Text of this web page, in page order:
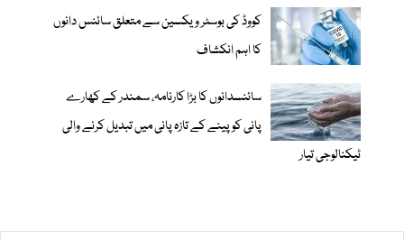
کووڈ کی بوسٹر ویکسین سے متعلق سائنس دانوں
کا اہم انکشاف
سائنسدانوں کا بڑا کارنامہ، سمندر کے کھارے
پانی کو پینے کے تازہ پانی میں تبدیل کرنے والی
ٹیکنالوجی تیار